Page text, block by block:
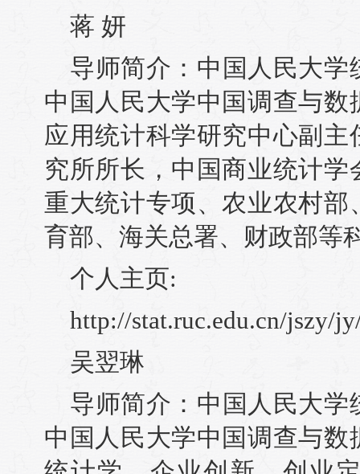
蒋 妍
导师简介：中国人民大
中国人民大学中国调查与
应用统计科学研究中心副
究所所长，中国商业统计
重大统计专项、农业农村
育部、海关总署、财政部等
个人主页:
http://stat.ruc.edu.cn/jszy/
吴翌琳
导师简介：中国人民大
中国人民大学中国调查与